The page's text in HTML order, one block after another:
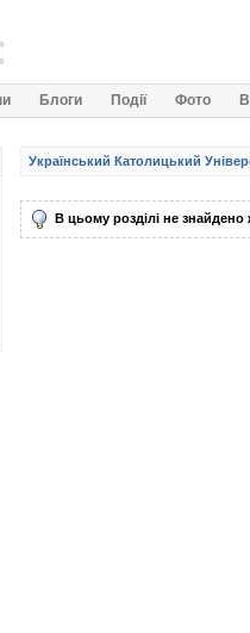
Блоги Події Фото
Український Католицький
В цьому розділі не знайдено